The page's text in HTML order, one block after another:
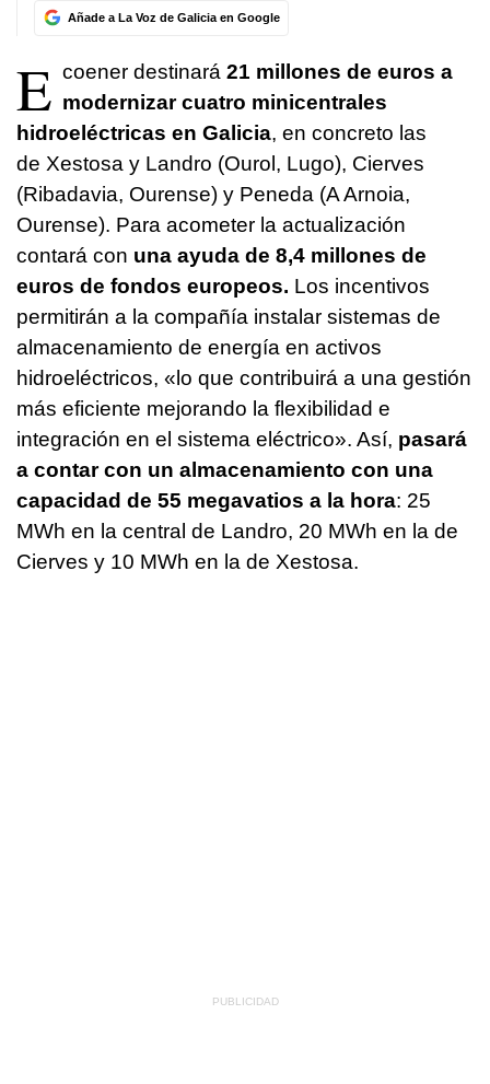
Añade a La Voz de Galicia en Google
E coener destinará 21 millones de euros a
modernizar cuatro minicentrales
hidroeléctricas en Galicia, en concreto las
de Xestosa y Landro (Ourol, Lugo), Cierves
(Ribadavia, Ourense) y Peneda (A Arnoia,
Ourense). Para acometer la actualización
contará con una ayuda de 8,4 millones de
euros de fondos europeos. Los incentivos
permitirán a la compañía instalar sistemas de
almacenamiento de energía en activos
hidroeléctricos, «lo que contribuirá a una gestión
más eficiente mejorando la flexibilidad e
integración en el sistema eléctrico». Así, pasará
a contar con un almacenamiento con una
capacidad de 55 megavatios a la hora: 25
MWh en la central de Landro, 20 MWh en la de
Cierves y 10 MWh en la de Xestosa.